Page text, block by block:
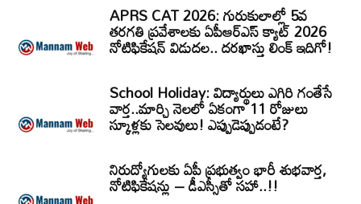
APRS CAT 2026: గురుకులాల్లో 5వ
తరగతి ప్రవేశాలకు ఏపీఆర్‌ఎస్‌ క్యాట్‌ 2026
నోటిఫికేషన్‌ విడుదల.. దరఖాస్తు లింక్‌ ఇదిగో!
School Holiday: విద్యార్థులు ఎగిరి గంతేసే
వార్త..మార్చి నెలలో ఏకంగా 11 రోజులు
స్కూళ్లకు సెలవులు! ఎప్పుడెప్పుడంటే?
నిరుద్యోగులకు ఏపీ ప్రభుత్వం భారీ శుభవార్త,
నోటిఫికేషన్లు – డీఎస్సీతో సహా..!!